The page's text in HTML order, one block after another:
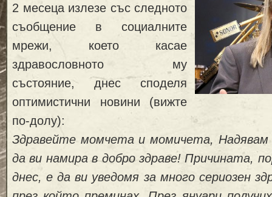
2 месеца излезе със следното
съобщение в социалните
мрежи, което касае
здравословното му
състояние, днес споделя
оптимистични новини (вижте
по-долу):
Здравейте момчета и момичета,
да ви намира в добро здраве! Причината,
днес, е да ви уведомя за много сериозен